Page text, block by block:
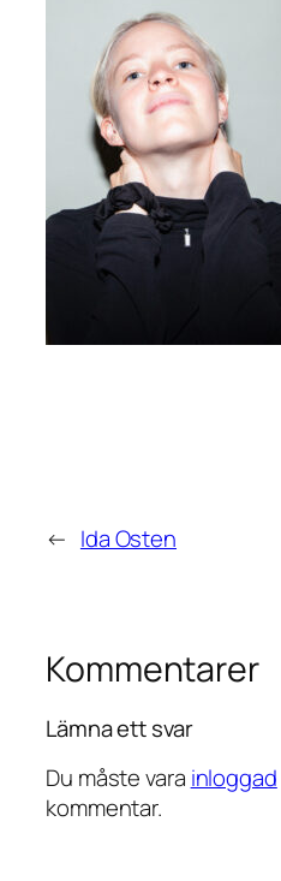
← Ida Osten
Kommentarer
Lämna ett svar
Du måste vara inloggad
kommentar.